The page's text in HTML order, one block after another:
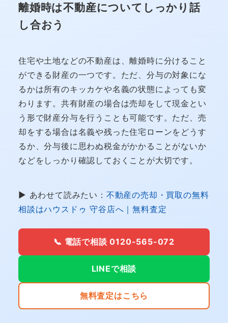
離婚時は不動産についてしっかり話
し合おう
住宅や土地などの不動産は、離婚時に分けること
ができる財産の一つです。ただ、分与の対象にな
るかは所有のキッカケや名義の状態によっても変
わります。共有財産の場合は売却をして現金とい
う形で財産分与を行うことも可能です。ただ、売
却をする場合は名義や残った住宅ローンをどうす
るか、分与後に思わぬ税金がかかることがないか
などをしっかり確認しておくことが大切です。
▶ あわせて読みたい： 不動産の売却・買取の無料
相談はハウスドゥ 守谷店へ｜無料査定
📞 電話で相談 0120-565-072
LINEで相談
無料査定はこちら